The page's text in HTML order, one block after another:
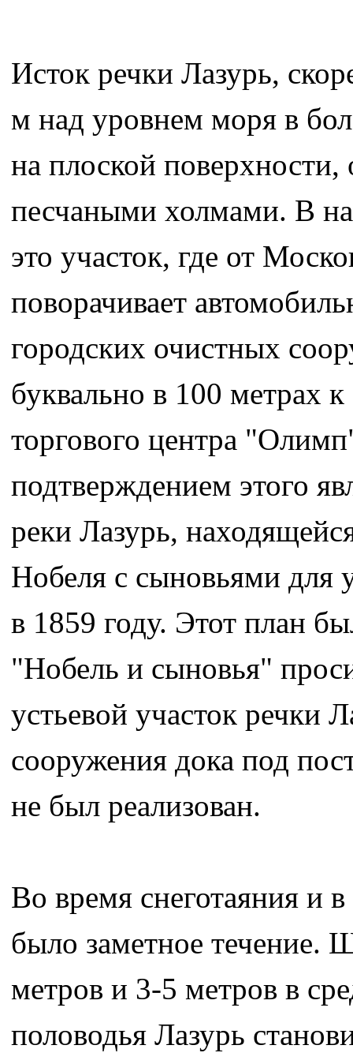
Исток речки Лазурь,
м над уровнем моря в
на плоской
песчаными холмами. В
это участок, где от
поворачивает
городских очистных
буквально в 100 метрах
торгового центра
подтверждением этого
реки Лазурь,
Нобеля с сыновьями для
в 1859 году. Этот план
"Нобель и сыновья"
устьевой участок речки
сооружения дока под
не был реализован.
Во время снеготаяния и
было заметное течение.
метров и 3-5 метров в
половодья Лазурь